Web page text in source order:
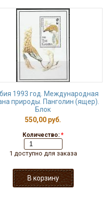
1993 год. Международная
природы. Панголин (ящер).
Блок
550,00 руб.
Количество: *
1 доступно для заказа